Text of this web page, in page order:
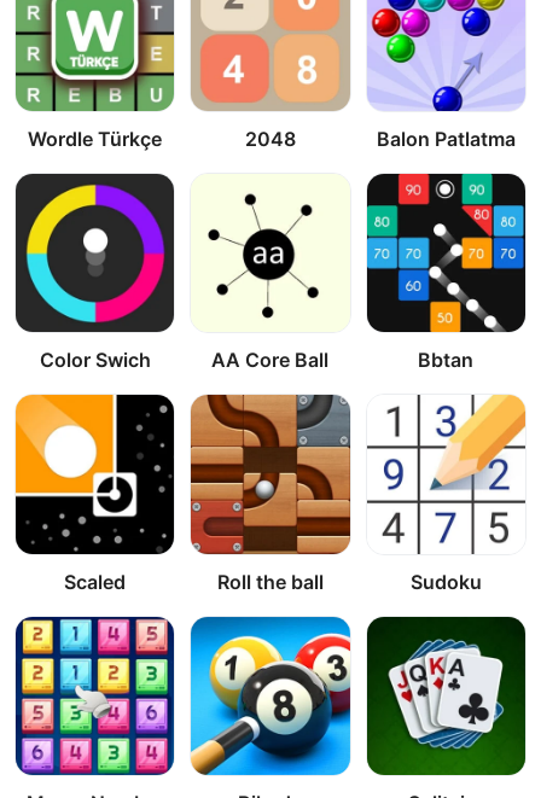
Wordle Türkçe 2048 Balon Patlatma
Color Swich AA Core Ball Bbtan
Scaled Roll the ball Sudoku